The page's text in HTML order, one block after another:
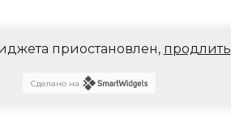
приостановлен, продлить
Сделано на